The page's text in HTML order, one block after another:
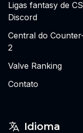
Ligas fantasy de
Discord
Central do
2
Valve Ranking
Contato
Idioma